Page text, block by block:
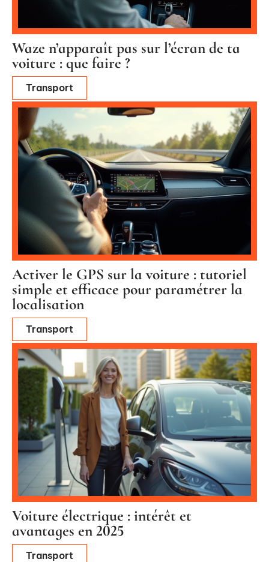
Waze n’apparaît pas sur l’écran de ta
voiture : que faire ?
Transport
Activer le GPS sur la voiture : tutoriel
simple et efficace pour paramétrer la
localisation
Transport
Voiture électrique : intérêt et
avantages en 2025
Transport